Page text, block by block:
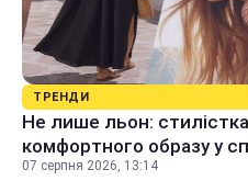
ТРЕНДИ
Не лише льон:
комфортного образу у
07 серпня 2026, 13:14